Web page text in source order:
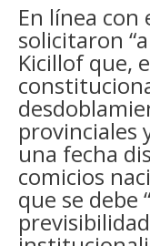
En línea con
solicitaron
Kicillof que,
provinciales
una fecha
comicios
que se debe